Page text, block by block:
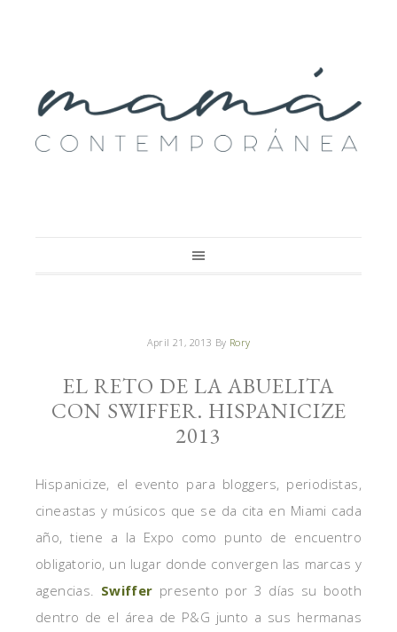
April 21, 2013 By Rory
EL RETO DE LA ABUELITA
CON SWIFFER. HISPANICIZE
2013
Hispanicize, el evento para bloggers, periodistas,
cineastas y músicos que se da cita en Miami cada
año, tiene a la Expo como punto de encuentro
obligatorio, un lugar donde convergen las marcas y
agencias. Swiffer presento por 3 días su booth
dentro de el área de P&G junto a sus hermanas